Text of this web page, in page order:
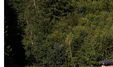
Startseite
Aktuelles
Neuigkeiten
Termine
Termine-Archiv